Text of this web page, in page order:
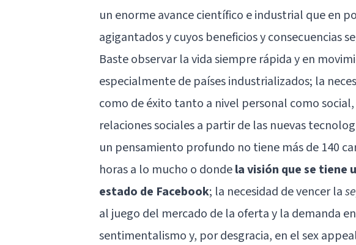
un enorme avance científico e industrial que en
agigantados y cuyos beneficios y consecuencias
Baste observar la vida siempre rápida y en
especialmente de países industrializados; la
como de éxito tanto a nivel personal como
relaciones sociales a partir de las nuevas
un pensamiento profundo no tiene más de 140
horas a lo mucho o dondela visión que se tiene
estado de Facebook; la necesidad de vencer la
al juego del mercado de la oferta y la demanda
sentimentalismo y, por desgracia, en el sex